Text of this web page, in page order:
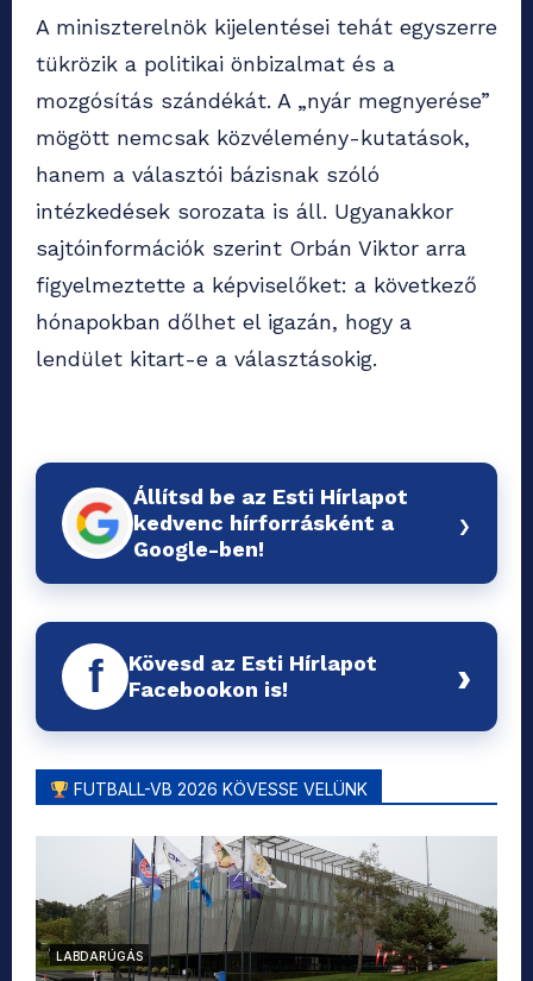
A miniszterelnök kijelentései tehát egyszerre
tükrözik a politikai önbizalmat és a
mozgósítás szándékát. A „nyár megnyerése”
mögött nemcsak közvélemény-kutatások,
hanem a választói bázisnak szóló
intézkedések sorozata is áll. Ugyanakkor
sajtóinformációk szerint Orbán Viktor arra
figyelmeztette a képviselőket: a következő
hónapokban dőlhet el igazán, hogy a
lendület kitart-e a választásokig.
Állítsd be az Esti Hírlapot
kedvenc hírforrásként a
Google-ben!
›
f
Kövesd az Esti Hírlapot
Facebookon is!
›
FUTBALL-VB 2026 KÖVESSE VELÜNK
LABDARÚGÁS